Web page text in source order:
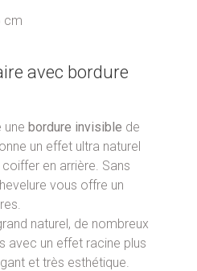
cm
avec bordure
une bordure invisible de
un effet ultra naturel
en arrière. Sans
vous offre un
naturel, de nombreux
avec un effet racine plus
et très esthétique.